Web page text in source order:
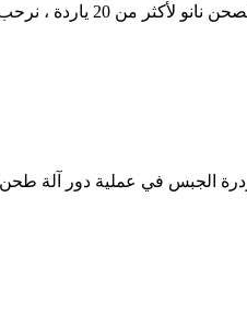
مطحنة نانو ديسيبل. مخصص نانو طحن